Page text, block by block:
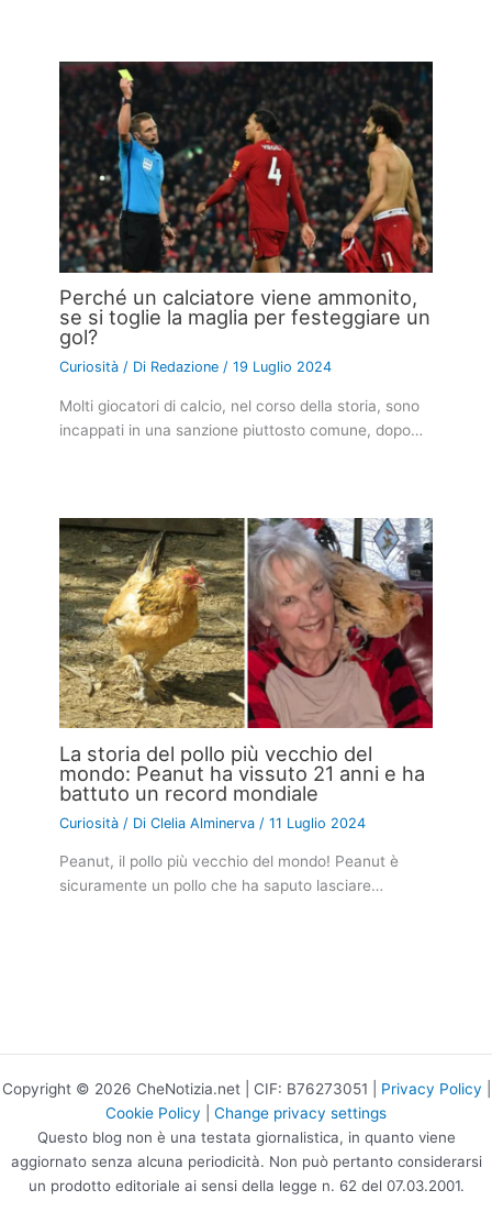
Perché un calciatore viene ammonito,
se si toglie la maglia per festeggiare un
gol?
Curiosità / Di Redazione/19 Luglio 2024
Molti giocatori di calcio, nel corso della storia, sono
incappati in una sanzione piuttosto comune, dopo…
La storia del pollo più vecchio del
mondo: Peanut ha vissuto 21 anni e ha
battuto un record mondiale
Curiosità / DiClelia Alminerva /11 Luglio 2024
Peanut, il pollo più vecchio del mondo! Peanut è
sicuramente un pollo che ha saputo lasciare…
Copyright © 2026 CheNotizia.net | CIF: B76273051 | Privacy Policy
Cookie Policy
Change privacy settings
Questo blog non è una testata giornalistica, in quanto viene
aggiornato senza alcuna periodicità. Non può pertanto considerarsi
un prodotto editoriale ai sensi della legge n. 62 del 07.03.2001.